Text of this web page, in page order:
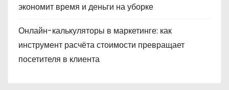
экономит время и деньги на уборке
Онлайн-калькуляторы в маркетинге: как
инструмент расчёта стоимости превращает
посетителя в клиента